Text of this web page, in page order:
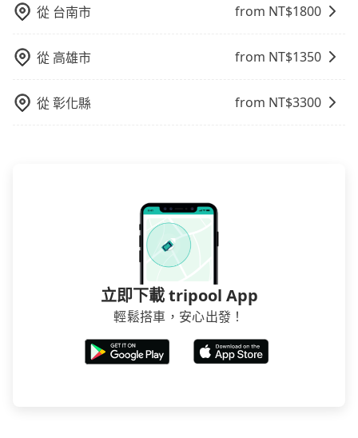
站上的價格是動態的，一般來說越早預訂價格越優，且
要從桃園市去自強街火雞肉飯，請儘早下訂以把握最划
算的價格。
從 台南市 from NT$1800
從 高雄市 from NT$1350
從彰化縣 from NT$3300
立即下載 tripool App
輕鬆搭車，安心出發！